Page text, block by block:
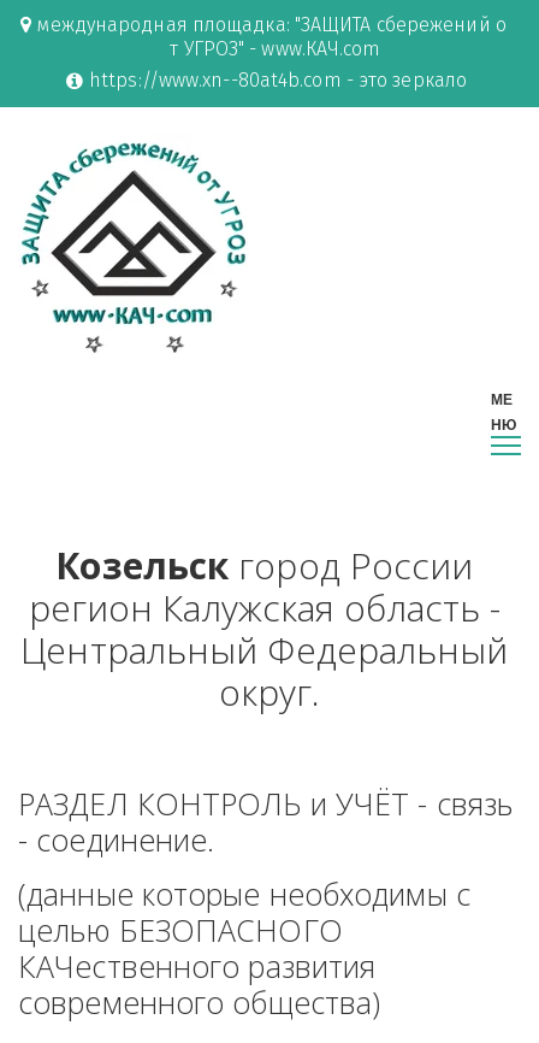
международная площадка: "ЗАЩИТА сбережений о
т УГРОЗ" - www.КАЧ.com
https://www.xn--80at4b.com - это зеркало
Козельск город России
регион Калужская область -
Центральный Федеральный
округ.
РАЗДЕЛ КОНТРОЛЬ и УЧЁТ - связь
- соединение.
(данные которые необходимы с
целью БЕЗОПАСНОГО
КАЧественного развития
современного общества)